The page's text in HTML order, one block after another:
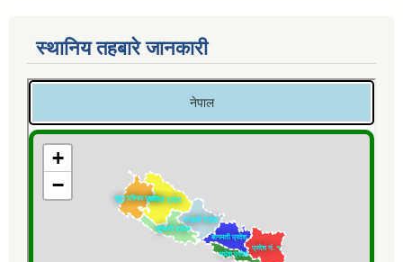
स्थानिय तहबारे जानकारी